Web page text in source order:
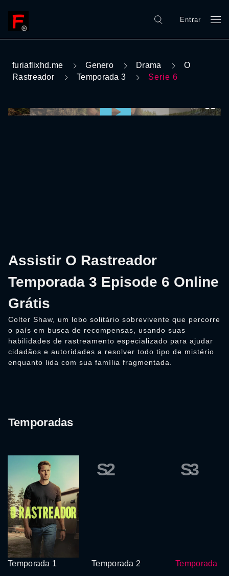
Entrar
furiaflixhd.me Genero Drama
O
Rastreador
Temporada 3 Serie 6
Assistir O Rastreador
Temporada 3 Episode 6 Online
Grátis
Colter Shaw, um lobo solitário sobrevivente que percorre
o país em busca de recompensas, usando suas
habilidades de rastreamento especializado para ajudar
cidadãos e autoridades a resolver todo tipo de mistério
enquanto lida com sua família fragmentada.
Temporadas
Temporada 1
S2
Temporada 2
S3
Temporada 3